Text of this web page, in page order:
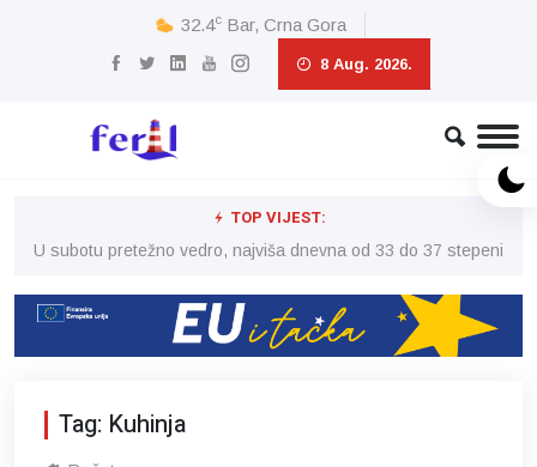
32.4c Bar, Crna Gora
8 Aug. 2026.
TOP VIJEST:
U subotu pretežno vedro, najviša dnevna od 33 do 37 stepeni
Tag: Kuhinja